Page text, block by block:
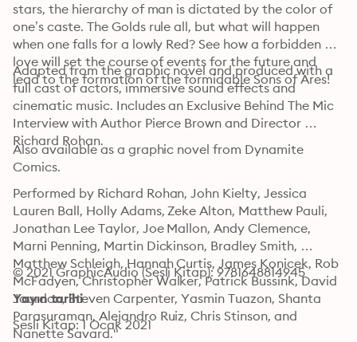
stars, the hierarchy of man is dictated by the color of
one’s caste. The Golds rule all, but what will happen
when one falls for a lowly Red? See how a forbidden
love will set the course of events for the future and
lead to the formation of the formidable Sons of Ares!
Adapted from the graphic novel and produced with a
full cast of actors, immersive sound effects and
cinematic music. Includes an Exclusive Behind The Mic
Interview with Author Pierce Brown and Director
Richard Rohan.
Also available as a graphic novel from Dynamite
Comics.
Performed by Richard Rohan, John Kielty, Jessica
Lauren Ball, Holly Adams, Zeke Alton, Matthew Pauli,
Jonathan Lee Taylor, Joe Mallon, Andy Clemence,
Marni Penning, Martin Dickinson, Bradley Smith,
Matthew Schleigh, Hannah Curtis, James Konicek, Rob
McFadyen, Christopher Walker, Patrick Bussink, David
Jourdan, Steven Carpenter, Yasmin Tuazon, Shanta
Parasuraman, Alejandro Ruiz, Chris Stinson, and
Nanette Savard."
© 2021 GraphicAudio (Sesli Kitap): 9781648814945
Yayın tarihi
Sesli Kitap: 1 Ocak 2021